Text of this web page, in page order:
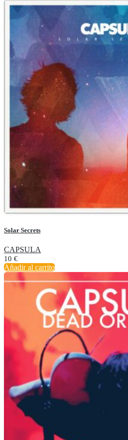
Solar Secrets
CAPSULA
10 €
Añadir al carrito